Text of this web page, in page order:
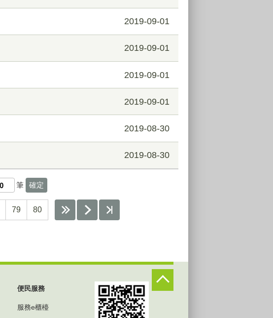
2019-09-01
2019-09-01
2019-09-01
2019-09-01
2019-08-30
2019-08-30
筆
79 80
便民服務
服務e櫃檯